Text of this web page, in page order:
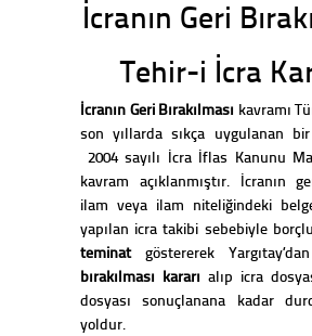
İcranın Geri
Tehir-i İcra
İcranın Geri Bırakılması kavramı
son yıllarda sıkça uygulanan
2004 sayılı İcra İflas Kanunu
kavram açıklanmıştır. İcranın
ilam veya ilam niteliğindeki
yapılan icra takibi sebebiyle
teminatgöstererek Yargıtay’dan
bırakılması kararı alıp icra
dosyası sonuçlanana kadar
yoldur.